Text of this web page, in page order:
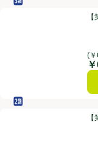
【第3類医薬品】◆ゼノ
セルフメディケーション
第3類医薬品
(
【第2類医薬品】◆フェ
セルフメディケーション
第2類医薬品